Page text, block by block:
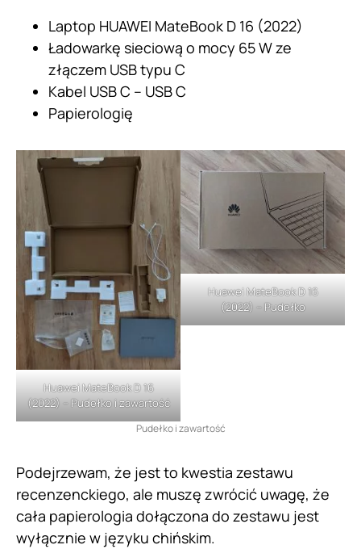
Laptop HUAWEI MateBook D 16 (2022)
Ładowarkę sieciową o mocy 65 W ze
złączem USB typu C
Kabel USB C – USB C
Papierologię
Huawei MateBook D 16
(2022) – Pudełko i zawartość
Huawei MateBook D 16
(2022) – Pudełko
Pudełko i zawartość
Podejrzewam, że jest to kwestia zestawu
recenzenckiego, ale muszę zwrócić uwagę, że
cała papierologia dołączona do zestawu jest
wyłącznie w języku chińskim.